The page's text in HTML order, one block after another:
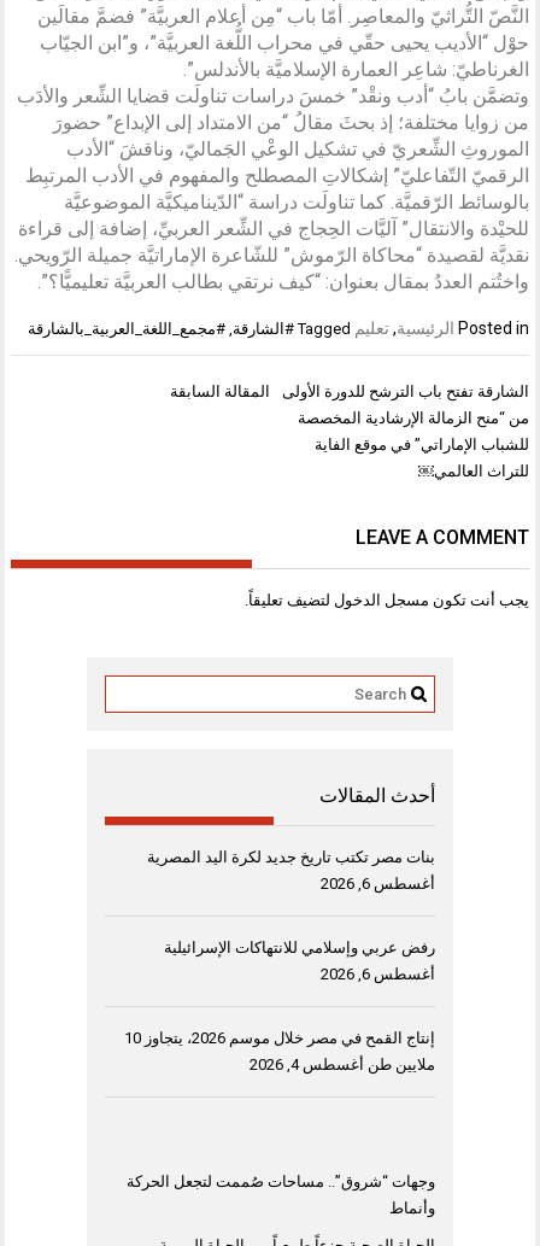
النَّصّ التُّراثيّ والمعاصِر. أمّا باب “مِن أعلام العربيَّة” فضمَّ مقالَين
حوْل “الأديب يحيى حقّي في محراب اللُّغة العربيَّة”، و”ابن الجيّاب
الغرناطيّ: شاعِر العمارة الإسلاميَّة بالأندلس”.
وتضمَّن بابُ “أدب ونقْد” خمسَ دراسات تناولَت قضايا الشِّعر والأدَب
من زوايا مختلفة؛ إذ بحثَ مقالُ “من الامتداد إلى الإبداع” حضورَ
الموروثِ الشِّعريّ في تشكيل الوعْي الجَماليّ، وناقشَ “الأدب
الرقميّ التّفاعليّ” إشكالاتِ المصطلح والمفهوم في الأدب المرتبِط
بالوسائط الرّقميَّة. كما تناولَت دراسة “الدّيناميكيَّة الموضوعيَّة
للحيْدة والانتقال” آليَّات الحِجاج في الشِّعر العربيِّ، إضافة إلى قراءة
نقديَّة لقصيدة “محاكاة الرّموش” للشّاعرة الإماراتيَّة جميلة الرّويحي.
واختُتم العددُ بمقال بعنوان: “كيف نرتقي بطالب العربيَّة تعليميًّا؟”.
Posted in الرئيسية,تعليم Tagged #الشارقة ,#مجمع_اللغة_العربية_بالشارقة
تصفّح
المقالات
المقالة السابقة
الشارقة تفتح باب الترشح للدورة الأولى
من “منح الزمالة الإرشادية المخصصة
للشباب الإماراتي” في موقع الفاية
للتراث العالمي￼
LEAVE A COMMENT
يجب أنت تكون مسجل الدخول لتضيف تعليقاً.
أحدث المقالات
بنات مصر تكتب تاريخ جديد لكرة اليد المصرية
أغسطس 6, 2026
رفض عربي وإسلامي للانتهاكات الإسرائيلية
أغسطس 6, 2026
إنتاج القمح في مصر خلال موسم 2026، يتجاوز 10
ملايين طن أغسطس 4, 2026
وجهات “شروق”.. مساحات صُممت لتجعل الحركة
وأنماط